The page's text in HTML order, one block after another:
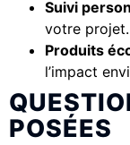
Suivi
votre projet.
Produits
l’impact
POSÉES